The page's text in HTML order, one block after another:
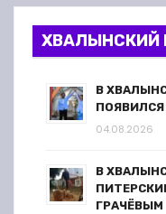
ХВАЛЫНСКИЙ
В
04.08.2026
В
ГРАЧЁВЫМ